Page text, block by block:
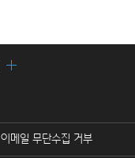
이메일 무단수집 거부